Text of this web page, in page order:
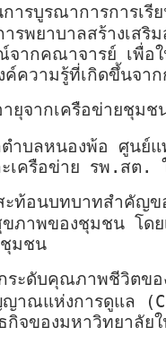
การบูรณาการการ
รพยาบาลสร้างเส
ากคณาจารย์ เพื่อ
ความรู้ที่เกิดขึ้นจา
ายุจากเครือข่ายชุม
ตำบลหนองพ้อ ศูน
เครือข่าย รพ.สต.
ะท้อนบทบาทสำคัญ
ภาพของชุมชน โด
ชุมชน
ระดับคุณภาพชีวิตข
ณแห่งการดูแล
จของมหาวิทยาลัย